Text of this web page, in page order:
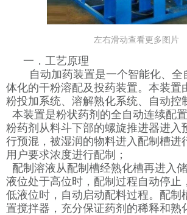
左右滑动查看更多图片
一．工艺原理
自动加药装置是一个智能化、全
体化的干粉溶配及投药装置。本装置
粉投加系统、溶解熟化系统、自动控
本装置是粉状药剂的全自动连续配
粉药剂从料斗下部的螺旋推进器进入
行预混，被湿润的物料进入配制槽进
用户要求浓度进行配制；
配制溶液从配制槽经熟化槽再进入
液位处于高位时，配制过程自动停止
低液位时，自动启动配料过程。配制
置搅拌器，充分保证药剂的稀释和熟